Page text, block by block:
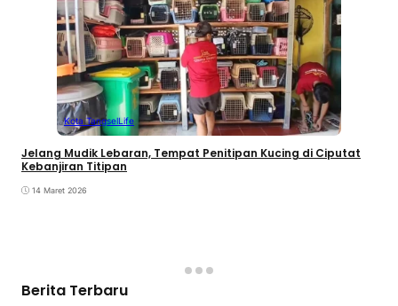
Kota TangselLife
Jelang Mudik Lebaran, Tempat Penitipan Kucing di Ciputat
Kebanjiran Titipan
14 Maret 2026
Berita Terbaru